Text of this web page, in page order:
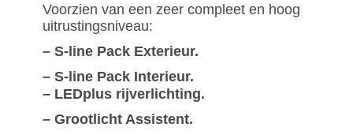
Voorzien van een zeer compleet en hoog
uitrustingsniveau:
– S-line Pack Exterieur.
– S-line Pack Interieur.
– LEDplus rijverlichting.
– Grootlicht Assistent.